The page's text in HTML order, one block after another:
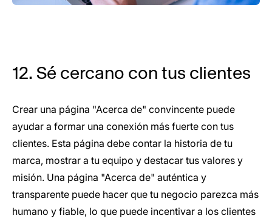
12. Sé cercano con tus clientes
Crear una página "Acerca de" convincente puede
ayudar a formar una conexión más fuerte con tus
clientes. Esta página debe contar la historia de tu
marca, mostrar a tu equipo y destacar tus valores y
misión. Una página "Acerca de" auténtica y
transparente puede hacer que tu negocio parezca más
humano y fiable, lo que puede incentivar a los clientes